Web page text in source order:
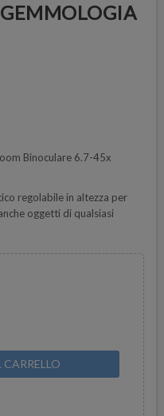
Binoculare 6.7-45x
regolabile in altezza per
oggetti di qualsiasi